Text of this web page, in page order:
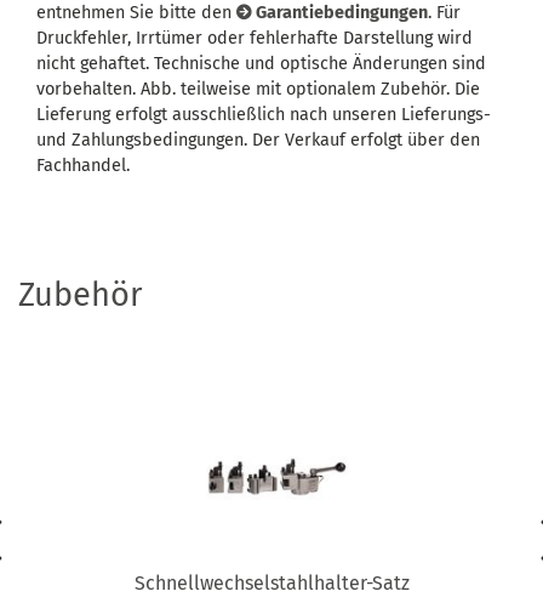
entnehmen Sie bitte den
Garantiebedingungen. Für
Druckfehler, Irrtümer oder fehlerhafte Darstellung wird
nicht gehaftet. Technische und optische Änderungen sind
vorbehalten. Abb. teilweise mit optionalem Zubehör. Die
Lieferung erfolgt ausschließlich nach unseren Lieferungs-
und Zahlungsbedingungen. Der Verkauf erfolgt über den
Fachhandel.
Zubehör
Schnellwechselstahlhalter-Satz